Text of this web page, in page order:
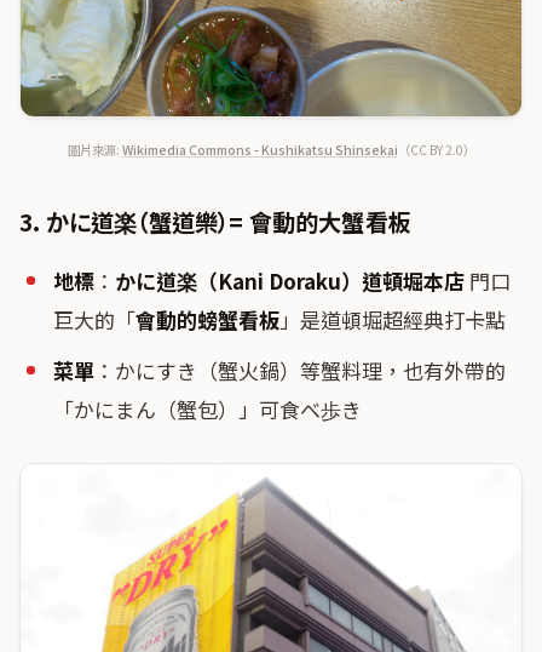
圖片來源: Wikimedia Commons - Kushikatsu Shinsekai （CC BY 2.0）
3. かに道楽（蟹道樂）= 會動的大蟹看板
地標 ： かに道楽（Kani Doraku）道頓堀本店 門口
巨大的「會動的螃蟹看板」是道頓堀超經典打卡點
菜單 ：かにすき（蟹火鍋）等蟹料理，也有外帶的
「かにまん（蟹包）」可食べ歩き